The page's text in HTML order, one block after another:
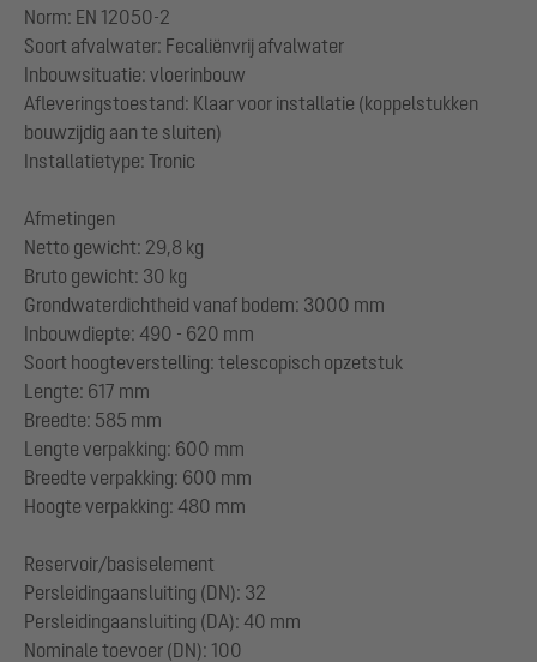
Norm: EN 12050-2
Soort afvalwater: Fecaliënvrij afvalwater
Inbouwsituatie: vloerinbouw
Afleveringstoestand: Klaar voor installatie (koppelstukken
bouwzijdig aan te sluiten)
Installatietype: Tronic
Afmetingen
Netto gewicht: 29,8 kg
Bruto gewicht: 30 kg
Grondwaterdichtheid vanaf bodem: 3000 mm
Inbouwdiepte: 490 - 620 mm
Soort hoogteverstelling: telescopisch opzetstuk
Lengte: 617 mm
Breedte: 585 mm
Lengte verpakking: 600 mm
Breedte verpakking: 600 mm
Hoogte verpakking: 480 mm
Reservoir/basiselement
Persleidingaansluiting (DN): 32
Persleidingaansluiting (DA): 40 mm
Nominale toevoer (DN): 100